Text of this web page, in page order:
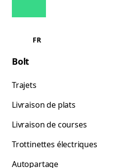
FR
Bolt
Trajets
Livraison de plats
Livraison de courses
Trottinettes électriques
Autopartage